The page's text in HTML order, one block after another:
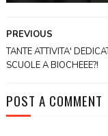
PREVIOUS
TANTE ATTIVITA'
SCUOLE A BIOCHEEE?!
POST A COMMENT